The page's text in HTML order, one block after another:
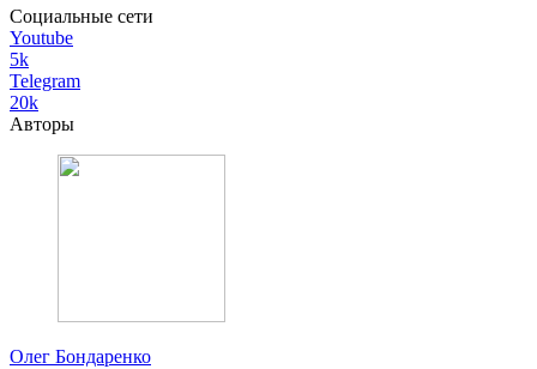
Социальные сети
Youtube
5k
Telegram
20k
Авторы
Олег Бондаренко